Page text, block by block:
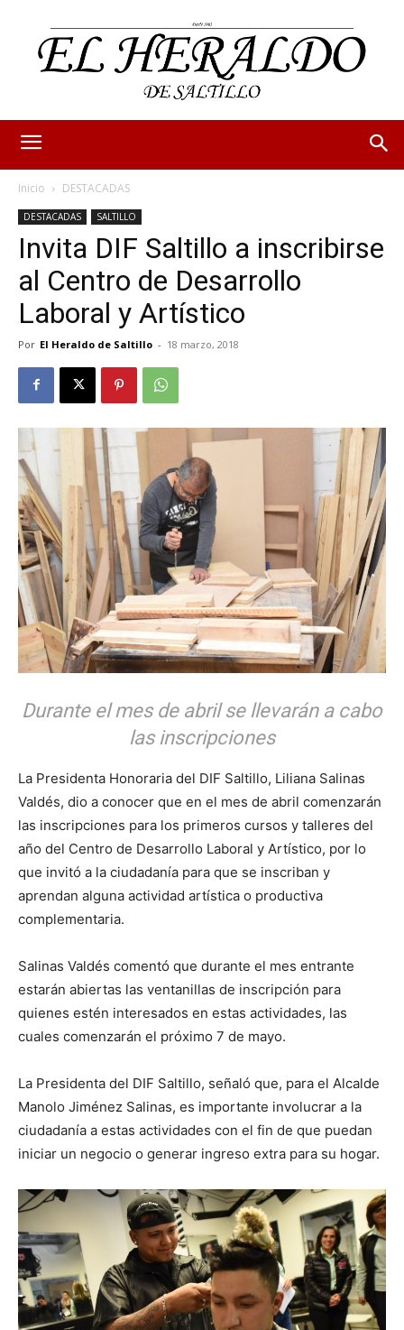
Inicio DESTACADAS
DESTACADAS SALTILLO
Invita DIF Saltillo a inscribirse
al Centro de Desarrollo
Laboral y Artístico
Por El Heraldo de Saltillo - 18 marzo, 2018
Durante el mes de abril se llevarán a cabo
las inscripciones
La Presidenta Honoraria del DIF Saltillo, Liliana Salinas
Valdés, dio a conocer que en el mes de abril comenzarán
las inscripciones para los primeros cursos y talleres del
año del Centro de Desarrollo Laboral y Artístico, por lo
que invitó a la ciudadanía para que se inscriban y
aprendan alguna actividad artística o productiva
complementaria.
Salinas Valdés comentó que durante el mes entrante
estarán abiertas las ventanillas de inscripción para
quienes estén interesados en estas actividades, las
cuales comenzarán el próximo 7 de mayo.
La Presidenta del DIF Saltillo, señaló que, para el Alcalde
Manolo Jiménez Salinas, es importante involucrar a la
ciudadanía a estas actividades con el fin de que puedan
iniciar un negocio o generar ingreso extra para su hogar.